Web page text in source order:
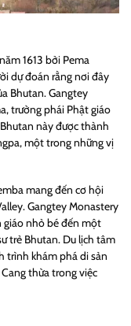
1613 bởi Pema
dự đoán rằng nơi đây
Bhutan. Gangtey
trường phái Phật giáo
này được thành
một trong những vị
mang đến cơ hội
Gangtey Monastery
giáo nhỏ bé đến một
trẻ Bhutan. Du lịch tâm
trình khám phá di sản
thừa trong việc